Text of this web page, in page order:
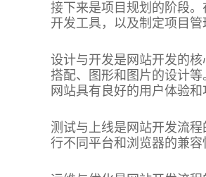
接下来是项目规划的阶段
开发工具，以及制定项目
设计与开发是网站开发的
搭配、图形和图片的设计
网站具有良好的用户体验
测试与上线是网站开发流
行不同平台和浏览器的兼